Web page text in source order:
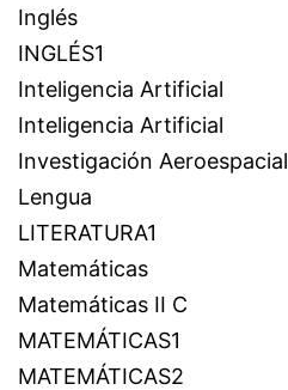
Inglés
INGLÉS1
Inteligencia Artificial
Inteligencia Artificial
Investigación Aeroespacial
Lengua
LITERATURA1
Matemáticas
Matemáticas II C
MATEMÁTICAS1
MATEMÁTICAS2